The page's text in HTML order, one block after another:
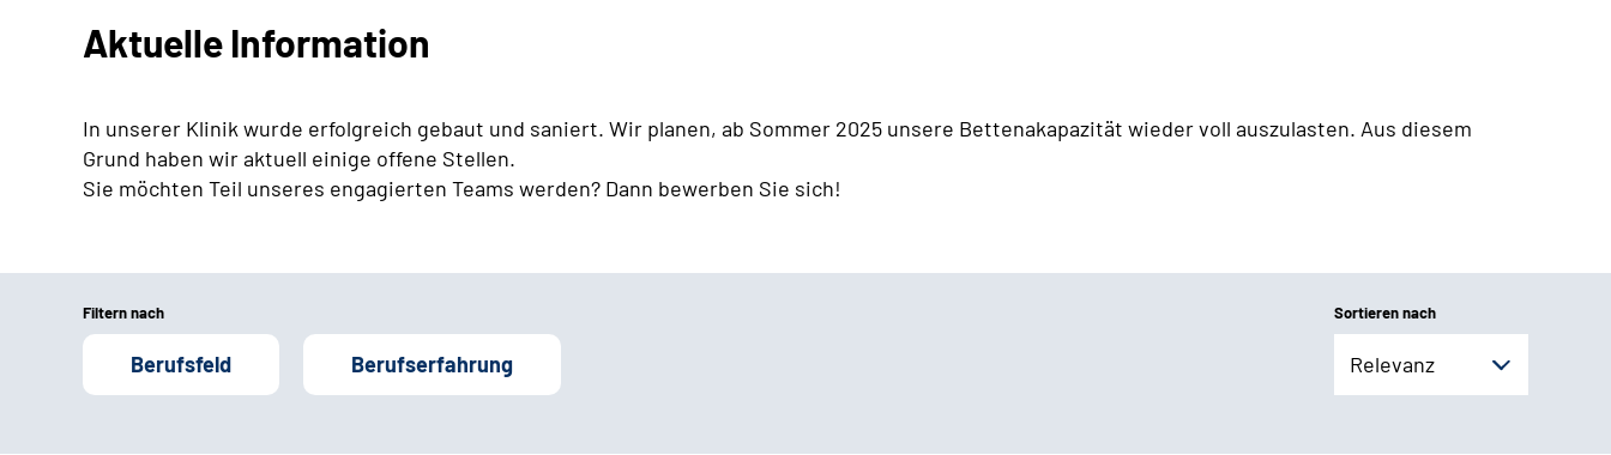
Aktuelle Information
In unserer Klinik wurde erfolgreich gebaut und saniert. Wir planen, ab Sommer 2025 unsere Bettenakapazität wieder voll auszulasten. Aus diesem
Grund haben wir aktuell einige offene Stellen.
Sie möchten Teil unseres engagierten Teams werden? Dann bewerben Sie sich!
Filtern nach
Berufsfeld Berufserfahrung
Sortieren nach
Relevanz